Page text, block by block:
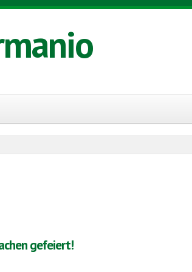
gefeiert!